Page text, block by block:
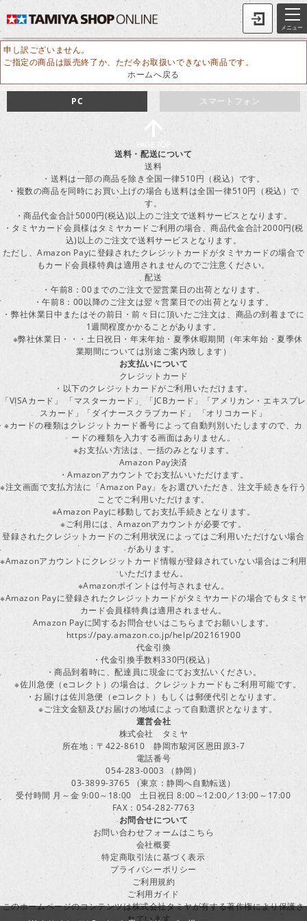
メニュー
申し訳ございません。
ご指定の商品は販売終了か、ただ今お取扱いできない商品です。
ホームへ戻る
スマートフォン
PC
送料・配送について
送料
・送料は一部の商品を除き全国一律510円（税込）です。
・複数の商品を同時にお買い上げの場合も送料は全国一律510円（税込）で
す。
・商品代金合計5000円(税込)以上のご注文で送料サービスとなります。
・タミヤカード会員様はタミヤカードご利用の場合、商品代金合計2000円(税
込)以上のご注文で送料サービスとなります。
ただし、Amazon Payに登録されたクレジットカードがタミヤカードの場合で
もカード会員様特典は適用されませんのでご注意ください。
配送
・午前8：00までのご注文で翌営業日の出荷となります。
・午前8：00以降のご注文は翌々営業日での出荷となります。
・弊社休業日中またはその前日・前々日に頂いたご注文は、商品の到着までに
1週間程度かかることがあります。
※弊社休業日・・・土日祝日・年末年始・夏季休暇期間（年末年始・夏季休
業期間については別途ご案内致します）
お支払いについて
クレジットカード
・以下のクレジットカードがご利用いただけます。
「VISAカード」 「マスターカード」 「JCBカード」「アメリカン・エキスプレ
スカード」「ダイナースクラブカード」 「オリコカード」
※カードの種類はクレジットカード番号によって自動判別いたしますので、カ
ードの種類を入力する画面はありません。
※お支払い方法は、一括のみとなります。
Amazon Pay決済
・Amazonアカウントでお支払いいただけます。
※注文画面で支払方法に「Amazon Pay」をお選びいただき、注文手続きを行う
ことでご利用いただけます。
※Amazon Payに移動してお支払手続きとなります。
※ご利用には、Amazonアカウントが必要です。
登録されたクレジットカードのご利用状況によってはご利用いただけない場合
があります。
※Amazonアカウントにクレジットカード情報が登録されていない場合はご利用
いただけません。
※Amazonポイントは付与されません。
※Amazon Payに登録されたクレジットカードがタミヤカードの場合でもタミヤ
カード会員様特典は適用されません。
Amazon Payに関するお問合せいはこちらまでお願いします。
https://pay.amazon.co.jp/help/202161900
代金引換
・代金引換手数料330円(税込）
・商品到着時に、配達員に現金にてお支払いください。
※佐川急便（eコレクト）の場合は、クレジットカードもご利用可能です。
・お届けは佐川急便（eコレクト）もしくは郵便代引となります。
※ご注文金額及びお届けの地域によって自動選択となります。
運営会社
株式会社 タミヤ
所在地：〒422-8610 静岡市駿河区恩田原3-7
電話番号
054-283-0003 （静岡）
03-3899-3765 （東京：静岡へ自動転送）
受付時間 月～金 9:00～18:00 土日祝日 8:00～12:00／13:00～17:00
FAX：054-282-7763
お問合せについて
お問い合わせフォームはこちら
会社概要
特定商取引法に基づく表示
プライバシーポリシー
ご利用規約
ご利用ガイド
このホームページのコンテンツは株式会社タミヤが有する著作権により保護さ
れています。